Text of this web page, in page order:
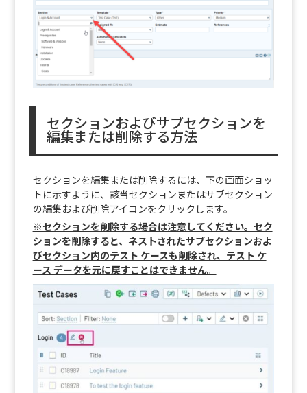
セクションおよびサブセクションを
編集または削除する方法
セクションを編集または削除するには、下の画面ショッ
トに示すように、該当セクションまたはサブセクション
の編集および削除アイコンをクリックします。
※セクションを削除する場合は注意してください。セク
ションを削除すると、ネストされたサブセクションおよ
びセクション内のテスト ケースも削除され、テスト ケ
ース データを元に戻すことはできません。